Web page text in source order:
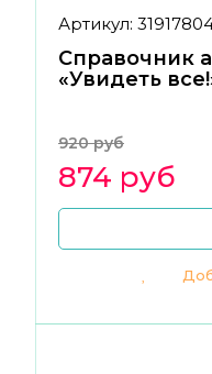
Артикул:
Справочник
«Увидеть
920 руб
874 руб